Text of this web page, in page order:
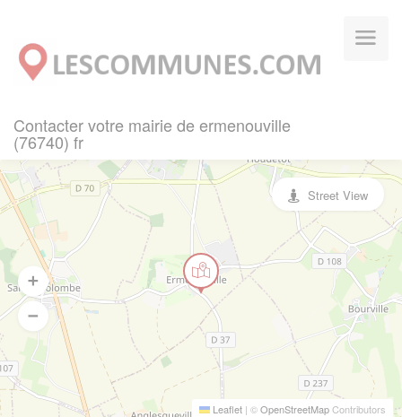
Contacter votre mairie de ermenouville
(76740) fr
Leaflet | ©OpenStreetMapContributors
Street View